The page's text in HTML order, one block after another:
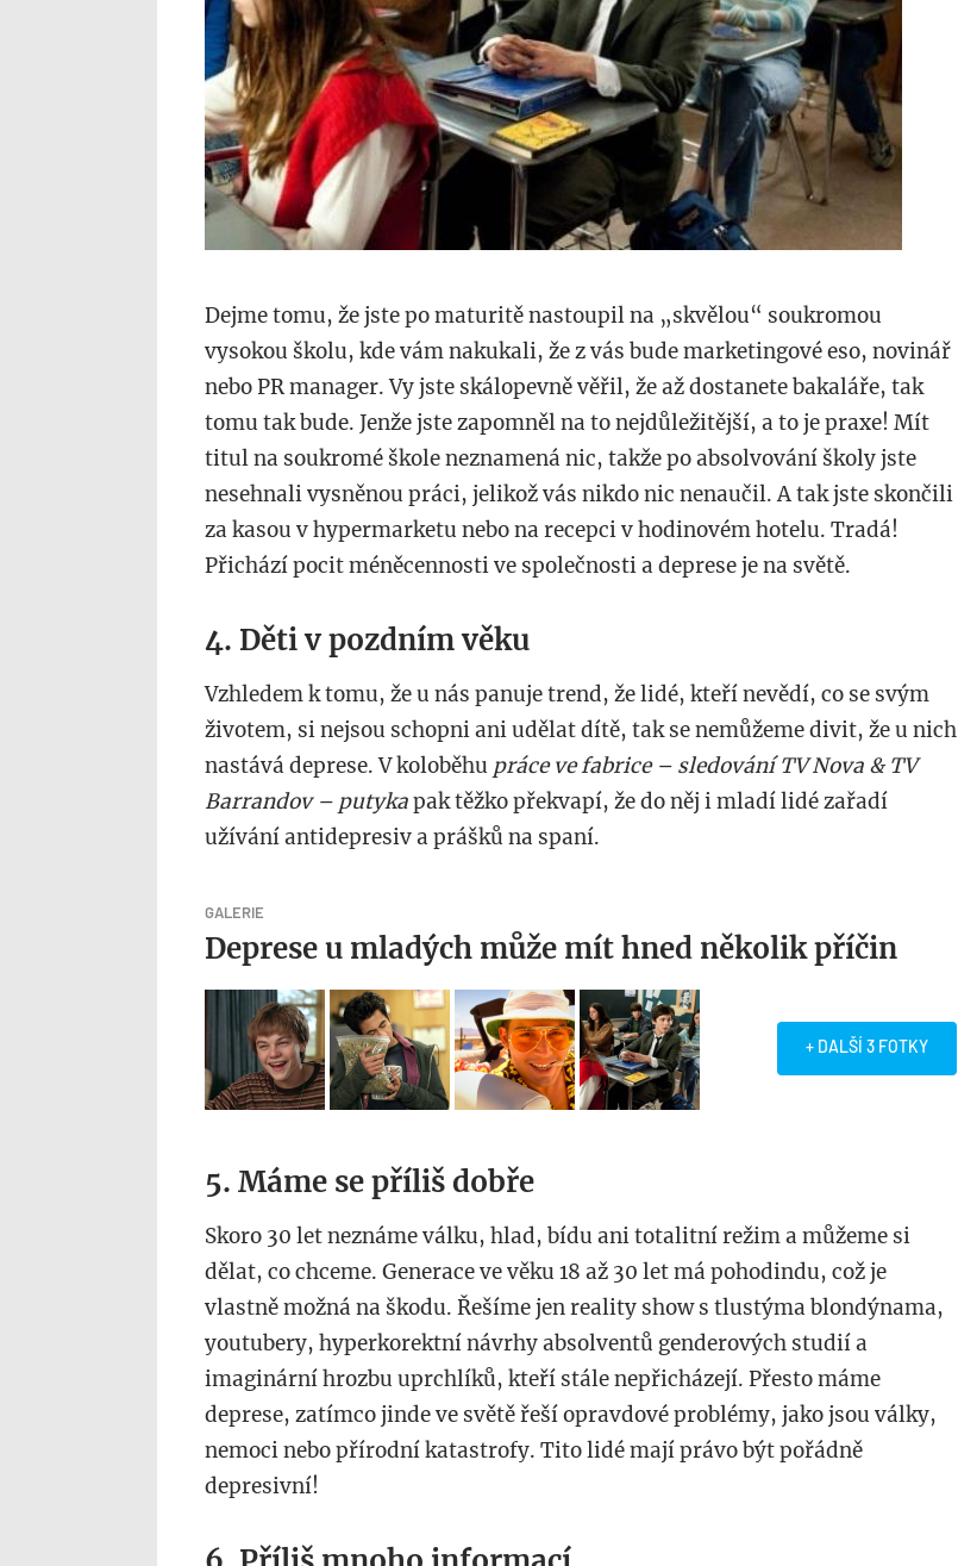
Dejme tomu, že jste po maturitě nastoupil na „skvělou“ soukromou
vysokou školu, kde vám nakukali, že z vás bude marketingové eso, novinář
nebo PR manager. Vy jste skálopevně věřil, že až dostanete bakaláře, tak
tomu tak bude. Jenže jste zapomněl na to nejdůležitější, a to je praxe! Mít
titul na soukromé škole neznamená nic, takže po absolvování školy jste
nesehnali vysněnou práci, jelikož vás nikdo nic nenaučil. A tak jste skončili
za kasou v hypermarketu nebo na recepci v hodinovém hotelu. Tradá!
Přichází pocit méněcennosti ve společnosti a deprese je na světě.
4. Děti v pozdním věku
Vzhledem k tomu, že u nás panuje trend, že lidé, kteří nevědí, co se svým
životem, si nejsou schopni ani udělat dítě, tak se nemůžeme divit, že u nich
nastává deprese. V koloběhu práce ve fabrice – sledování TV Nova & TV
Barrandov – putykapak těžko překvapí, že do něj i mladí lidé zařadí
užívání antidepresiv a prášků na spaní.
GALERIE
Deprese u mladých může mít hned několik příčin
+ DALŠÍ 3 FOTKY
5. Máme se příliš dobře
Skoro 30 let neznáme válku, hlad, bídu ani totalitní režim a můžeme si
dělat, co chceme. Generace ve věku 18 až 30 let má pohodindu, což je
vlastně možná na škodu. Řešíme jen reality show s tlustýma blondýnama,
youtubery, hyperkorektní návrhy absolventů genderových studií a
imaginární hrozbu uprchlíků, kteří stále nepřicházejí. Přesto máme
deprese, zatímco jinde ve světě řeší opravdové problémy, jako jsou války,
nemoci nebo přírodní katastrofy. Tito lidé mají právo být pořádně
depresivní!